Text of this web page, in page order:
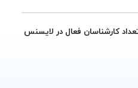
کارشناسان فعال در لایسنس